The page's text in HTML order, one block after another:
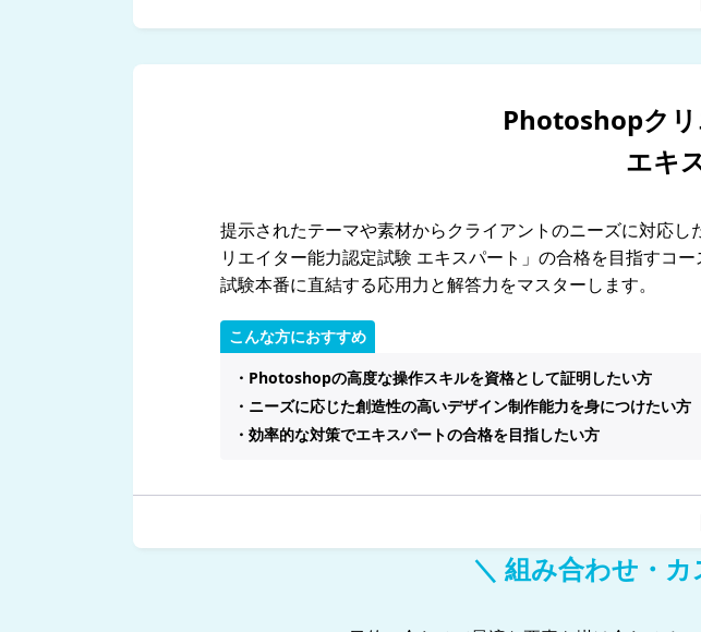
Photoshopクリ
エキ
提示されたテーマや素材からクライアントのニーズに対応
リエイター能力認定試験 エキスパート」の合格を目指すコ
試験本番に直結する応用力と解答力をマスターします。
こんな方におすすめ
・Photoshopの高度な操作スキルを資格として証明したい方
・ニーズに応じた創造性の高いデザイン制作能力を身につけたい方
・効率的な対策でエキスパートの合格を目指したい方
＼ 組み合わせ・